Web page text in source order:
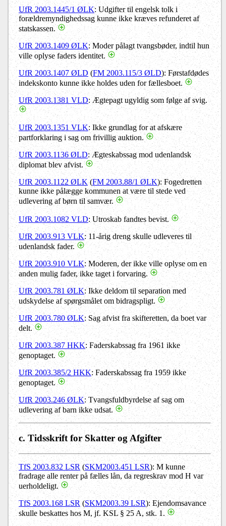
UfR 2003.1445/1 ØLK: Udgifter til engelsk tolk i
forældremyndighedssag kunne ikke kræves refunderet af
statskassen.
UfR 2003.1409 ØLK: Moder pålagt tvangsbøder, indtil hun
ville oplyse faders identitet.
UfR 2003.1407 ØLD (FM 2003.115/3 ØLD): Førstafdødes
indekskonto kunne ikke holdes uden for fællesboet.
UfR 2003.1381 VLD: Ægtepagt ugyldig som følge af svig.
UfR 2003.1351 VLK: Ikke grundlag for at afskære
partforklaring i sag om frivillig auktion.
UfR 2003.1136 ØLD: Ægteskabssag mod udenlandsk
diplomat blev afvist.
UfR 2003.1122 ØLK(FM 2003.88/1 ØLK): Fogedretten
kunne ikke pålægge kommunen at være til stede ved
udlevering af børn til samvær.
UfR 2003.1082 VLD: Utroskab fandtes bevist.
UfR 2003.913 VLK: 11-årig dreng skulle udleveres til
udenlandsk fader.
UfR 2003.910 VLK: Moderen, der ikke ville oplyse om en
anden mulig fader, ikke taget i forvaring.
UfR 2003.781 ØLK: Ikke deldom til separation med
udskydelse af spørgsmålet om bidragspligt.
UfR 2003.780 ØLK: Sag afvist fra skifteretten, da boet var
delt.
UfR 2003.387 HKK: Faderskabssag fra 1961 ikke
genoptaget.
UfR 2003.385/2 HKK: Faderskabssag fra 1959 ikke
genoptaget.
UfR 2003.246 ØLK: Tvangsfuldbyrdelse af sag om
udlevering af barn ikke udsat.
c. Tidsskrift for Skatter og Afgifter
TfS 2003.832 LSR (SKM2003.451 LSR): M kunne
fradrage alle renter på fælles lån, da regreskrav mod H var
uerholdeligt.
TfS 2003.168 LSR(SKM2003.39 LSR): Ejendomsavance
skulle beskattes hos M, jf. KSL § 25 A, stk. 1.